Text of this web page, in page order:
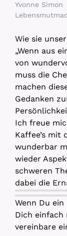
Yvonne Simon
Wie sie
„Wenn aus
von
muss die
machen
Gedanken
Ich freue
Kaffee’s mit
wunderbar
wieder
schweren
dabei die
Wenn Du
Dich
vereinbare